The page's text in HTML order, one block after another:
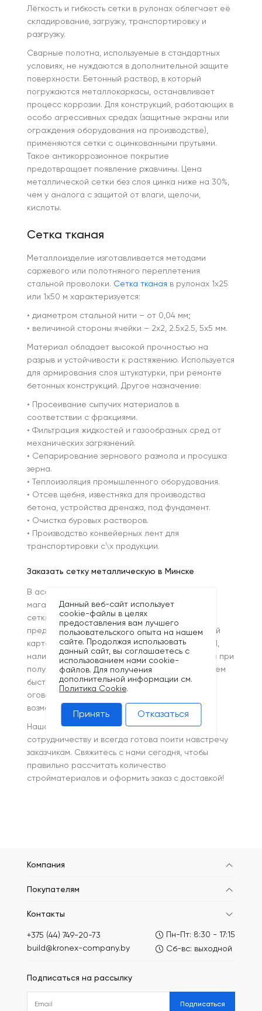
Лёгкость и гибкость сетки в рулонах облегчает её
складирование, загрузку, транспортировку и
разгрузку.
Сварные полотна, используемые в стандартных
условиях, не нуждаются в дополнительной защите
поверхности. Бетонный раствор, в который
погружаются металлокаркасы, останавливает
процесс коррозии. Для конструкций, работающих в
особо агрессивных средах (защитные экраны или
ограждения оборудования на производстве),
применяются сетки с оцинкованными прутьями.
Такое антикоррозионное покрытие
предотвращает появление ржавчины. Цена
металлической сетки без слоя цинка ниже на 30%,
чем у аналога с защитой от влаги, щелочи,
кислоты.
Сетка тканая
Металлоизделие изготавливается методами
саржевого или полотняного переплетения
стальной проволоки. Сетка тканая в рулонах 1х25
или 1х50 м характеризуется:
• диаметром стальной нити – от 0,04 мм;
• величиной стороны ячейки – 2х2, 2.5х2.5, 5х5 мм.
Материал обладает высокой прочностью на
разрыв и устойчивости к растяжению. Используется
для армирования слоя штукатурки, при ремонте
бетонных конструкций. Другое назначение:
• Просеивание сыпучих материалов в
соответствии с фракциями.
• Фильтрация жидкостей и газообразных сред от
механических загрязнений.
• Сепарирование зернового размола и просушка
зерна.
• Теплоизоляция промышленного оборудования.
• Отсев щебня, известняка для производства
бетона, устройства дренажа, под фундамент.
• Очистка буровых растворов.
• Производство конвейерных лент для
транспортировки с\х продукции.
Заказать сетку металлическую в Минске
В ассортименте интернет-
магазина Kronex Build представлены сварные
сетки различного назначения и размеров. Мы
предлагаем любые условия оплаты: банковской
картой, безналичным расчётом для юрлиц и ИП,
наличными средствами в офисе, на складе или при
получении товара при отгрузке. Организовываем
быструю поставку нашей продукции в
оговоренные сроки во все регионы Беларуси,
возможен самовывоз.
Наша команда стремится к долгосрочному
сотрудничеству и всегда готова пойти навстречу
заказчикам. Свяжитесь с нами сегодня, чтобы
правильно рассчитать количество
стройматериалов и оформить заказ с доставкой!
Компания
Покупателям
Контакты
+375 (44) 749-20-73
build@kronex-company.by
Пн-Пт: 8:30 - 17:15
Сб-вс: выходной
Подписаться на рассылку
Подписаться
Данный веб-сайт использует
cookie-файлы в целях
предоставления вам лучшего
пользовательского опыта на нашем
сайте. Продолжая использовать
данный сайт, вы соглашаетесь с
использованием нами cookie-
файлов. Для получения
дополнительной информации см.
Политика Cookie.
Принять Отказаться